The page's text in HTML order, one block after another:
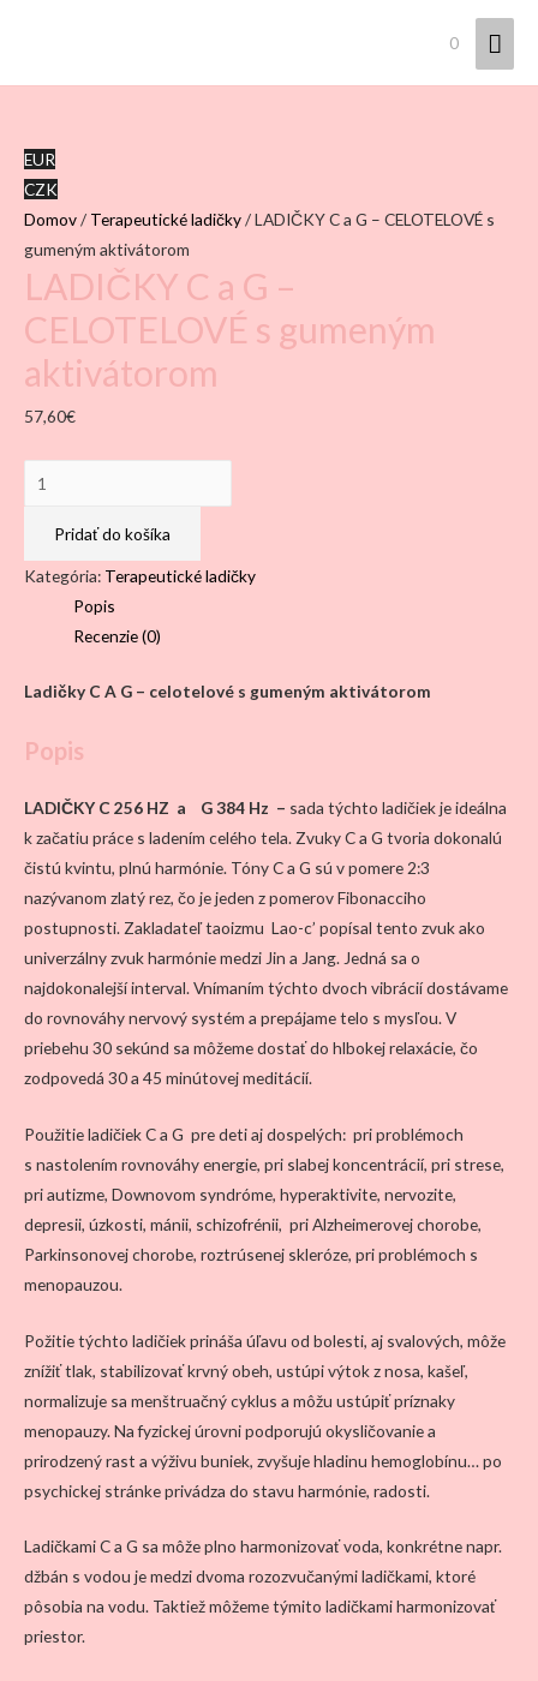
0
EUR
CZK
Domov/ Terapeutické ladičky/ LADIČKY C a G – CELOTELOVÉ s
gumeným aktivátorom
LADIČKY C a G –
CELOTELOVÉ s gumeným
aktivátorom
57,60€
množstvo
LADIČKY
a
s
aktivátorom
Pridať do košíka
Kategória: Terapeutické ladičky
Popis
Recenzie (0)
Ladičky C A G – celotelové s gumeným aktivátorom
Popis
LADIČKY C 256 HZ a G 384 Hz – sada týchto ladičiek je ideálna
k začatiu práce s ladením celého tela. Zvuky C a G tvoria dokonalú
čistú kvintu, plnú harmónie. Tóny C a G sú v pomere 2:3
nazývanom zlatý rez, čo je jeden z pomerov Fibonacciho
postupnosti. Zakladateľ taoizmu Lao-c’ popísal tento zvuk ako
univerzálny zvuk harmónie medzi Jin a Jang. Jedná sa o
najdokonalejší interval. Vnímaním týchto dvoch vibrácií dostávame
do rovnováhy nervový systém a prepájame telo s mysľou. V
priebehu 30 sekúnd sa môžeme dostať do hlbokej relaxácie, čo
zodpovedá 30 a 45 minútovej meditácií.
Použitie ladičiek C a G pre deti aj dospelých: pri problémoch
s nastolením rovnováhy energie, pri slabej koncentrácií, pri strese,
pri autizme, Downovom syndróme, hyperaktivite, nervozite,
depresii, úzkosti, mánii, schizofrénii, pri Alzheimerovej chorobe,
Parkinsonovej chorobe, roztrúsenej skleróze, pri problémoch s
menopauzou.
Požitie týchto ladičiek prináša úľavu od bolesti, aj svalových, môže
znížiť tlak, stabilizovať krvný obeh, ustúpi výtok z nosa, kašeľ,
normalizuje sa menštruačný cyklus a môžu ustúpiť príznaky
menopauzy. Na fyzickej úrovni podporujú okysličovanie a
prirodzený rast a výživu buniek, zvyšuje hladinu hemoglobínu… po
psychickej stránke privádza do stavu harmónie, radosti.
Ladičkami C a G sa môže plno harmonizovať voda, konkrétne napr.
džbán s vodou je medzi dvoma rozozvučanými ladičkami, ktoré
pôsobia na vodu. Taktiež môžeme týmito ladičkami harmonizovať
priestor.